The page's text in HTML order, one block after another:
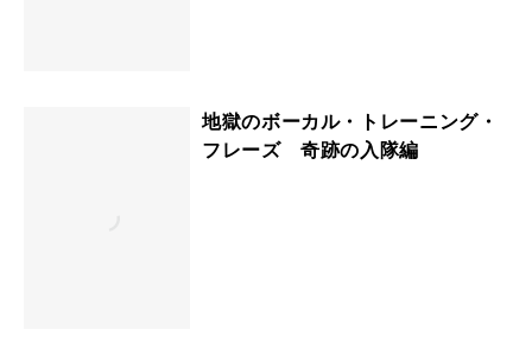
地獄のボーカル・トレーニング・
フレーズ 奇跡の入隊編